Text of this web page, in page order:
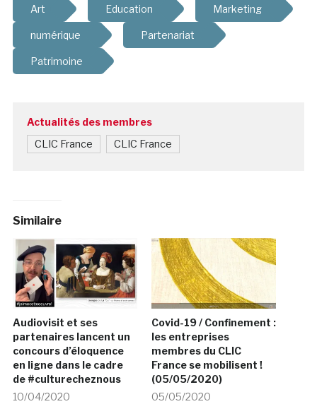
Art Education Marketing
numérique Partenariat
Patrimoine
Actualités des membres
CLIC France CLIC France
Similaire
Audiovisit et ses
partenaires lancent un
concours d’éloquence
en ligne dans le cadre
de #culturecheznous
10/04/2020
Covid-19 / Confinement :
les entreprises
membres du CLIC
France se mobilisent !
(05/05/2020)
05/05/2020